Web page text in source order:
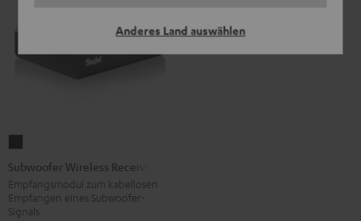
Anderes Land auswählen
Wireless
Receiver
Schwarz
Subwoofer Wireless Receiver
Empfangsmodul zum kabellosen
Empfangen eines Subwoofer-
Signals